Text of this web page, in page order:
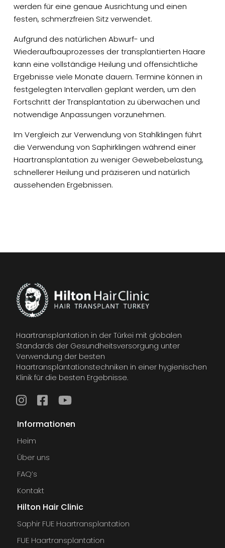
werden für eine genaue Ausrichtung und einen
festen, schmerzfreien Sitz verwendet.
Aufgrund des natürlichen Abwurf- und
Wiederaufbauprozesses der transplantierten Haare
kann eine vollständige Heilung und offensichtliche
Ergebnisse viele Monate dauern. Termine können in
festgelegten Intervallen geplant werden, um den
Fortschritt der Transplantation zu überwachen und
notwendige Anpassungen vorzunehmen.
Im Vergleich zur Verwendung von Stahlklingen führt
die Verwendung von Saphirklingen während einer
Haartransplantation zu weniger Gewebebelastung,
schnellerer Heilung und präziseren und natürlich
aussehenden Ergebnissen.
Haartransplantation in der Türkei mit globalen
Standards der Gesundheitsversorgung unter
Verwendung der besten
Haartransplantationstechniken in einer hygienischen
Klinik für die besten Ergebnisse.
Informationen
Heim
Über uns
FAQ’s
Kontakt
Hilton Hair Clinic
Saphir FUE Haartransplantation
FUE Haartransplantation